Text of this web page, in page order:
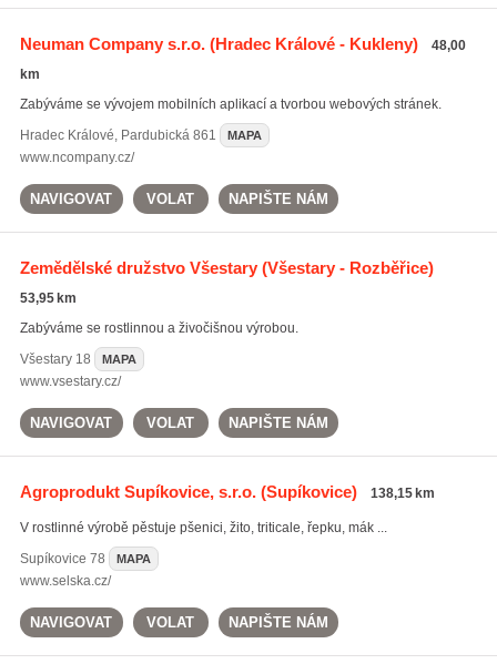
Neuman Company s.r.o.(Hradec Králové - Kukleny)
48,00
km
Zabýváme se vývojem mobilních aplikací a tvorbou webových stránek.
Hradec Králové, Pardubická 861 MAPA
www.ncompany.cz/
NAVIGOVAT VOLAT NAPIŠTE NÁM
Zemědělské družstvo Všestary(Všestary - Rozběřice)
53,95 km
Zabýváme se rostlinnou a živočišnou výrobou.
Všestary18 MAPA
www.vsestary.cz/
NAVIGOVAT VOLAT NAPIŠTE NÁM
Agroprodukt Supíkovice, s.r.o.(Supíkovice) 138,15 km
V rostlinné výrobě pěstuje pšenici, žito, triticale, řepku, mák ...
Supíkovice 78 MAPA
www.selska.cz/
NAVIGOVAT VOLAT NAPIŠTE NÁM